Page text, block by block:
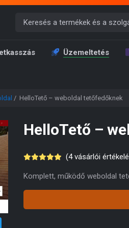
Üzemeltetés
/ HelloTető – weboldal tetőfedőknek
HelloTető –
(4vásárlói
Komplett, működő weboldal